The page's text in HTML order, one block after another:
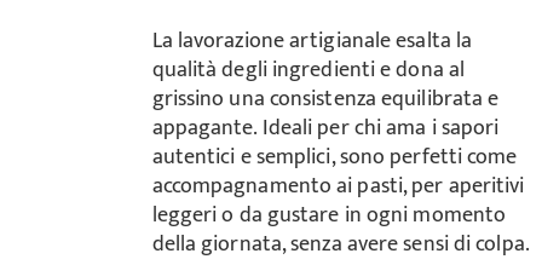
La lavorazione artigianale esalta la
qualità degli ingredienti e dona al
grissino una consistenza equilibrata e
appagante. Ideali per chi ama i sapori
autentici e semplici, sono perfetti come
accompagnamento ai pasti, per aperitivi
leggeri o da gustare in ogni momento
della giornata, senza avere sensi di colpa.